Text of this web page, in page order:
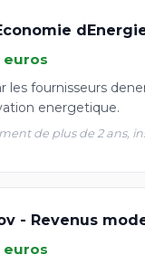
dEnergie
euros
les fournisseurs
energetique.
de plus de 2 ans,
- Revenus
euros